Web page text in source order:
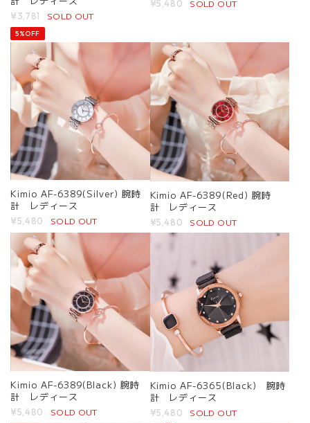
¥3,781 SOLD OUT
5%OFF
¥5,480 SOLD OUT
Kimio AF-6389(Silver) 腕時
計 レディース
¥5,480 SOLD OUT
Kimio AF-6389(Red) 腕時
計 レディース
¥5,480 SOLD OUT
Kimio AF-6389(Black) 腕時
計 レディース
¥5,480 SOLD OUT
Kimio AF-6365(Black) 腕時
計 レディース
¥5,480 SOLD OUT